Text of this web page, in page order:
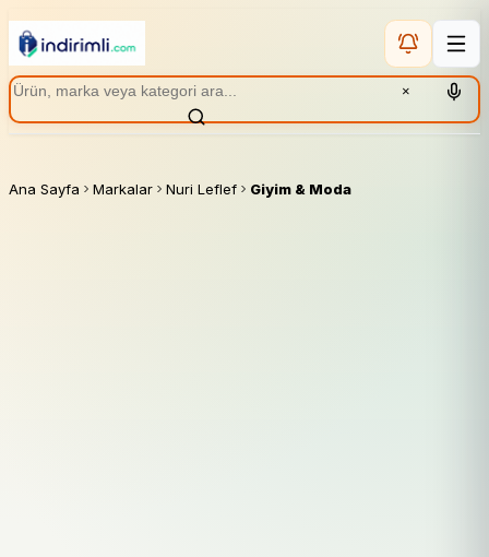
×
Ana Sayfa Markalar Nuri Leflef Giyim & Moda